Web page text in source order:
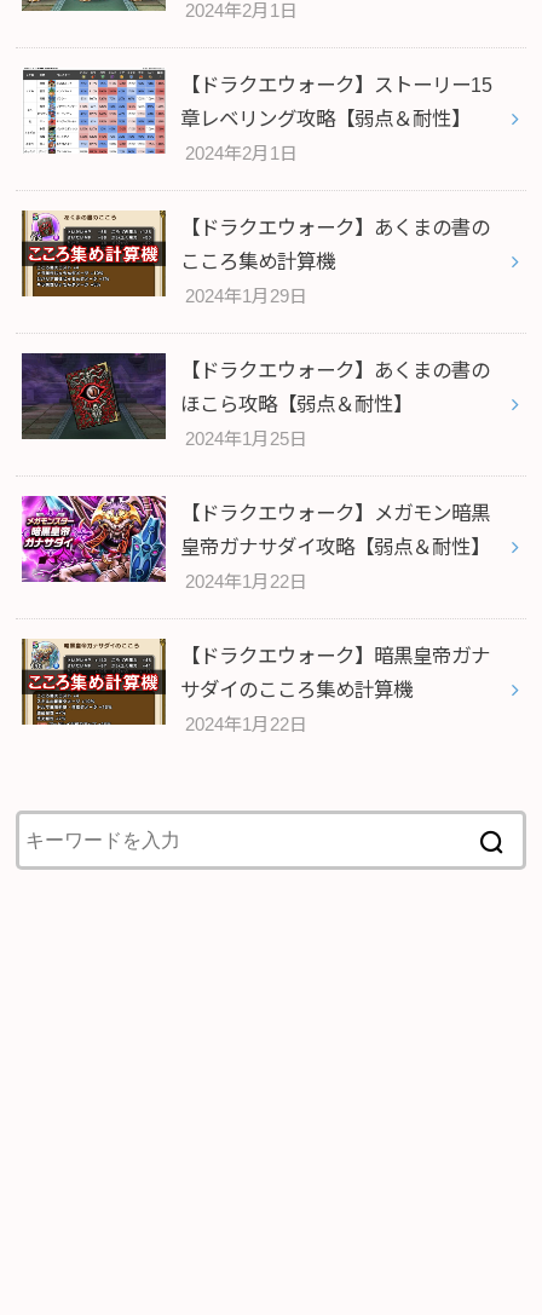
2024年2月1日
【ドラクエウォーク】ストーリー15
章レベリング攻略【弱点＆耐性】
2024年2月1日
【ドラクエウォーク】あくまの書の
こころ集め計算機
2024年1月29日
【ドラクエウォーク】あくまの書の
ほこら攻略【弱点＆耐性】
2024年1月25日
【ドラクエウォーク】メガモン暗黒
皇帝ガナサダイ攻略【弱点＆耐性】
2024年1月22日
【ドラクエウォーク】暗黒皇帝ガナ
サダイのこころ集め計算機
2024年1月22日